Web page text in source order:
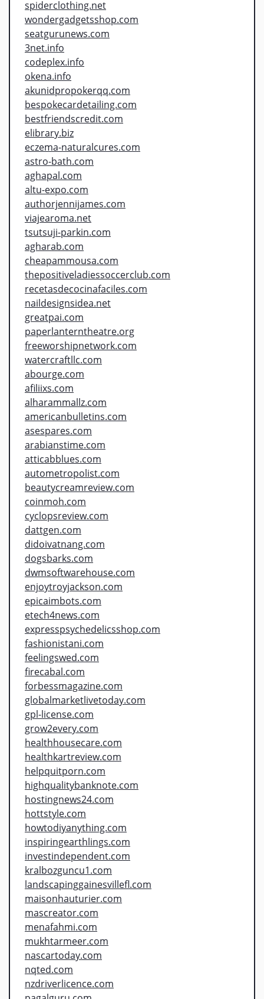
spiderclothing.net
wondergadgetsshop.com
seatgurunews.com
3net.info
codeplex.info
okena.info
akunidpropokerqq.com
bespokecardetailing.com
bestfriendscredit.com
elibrary.biz
eczema-naturalcures.com
astro-bath.com
aghapal.com
altu-expo.com
authorjennijames.com
viajearoma.net
tsutsuji-parkin.com
agharab.com
cheapammousa.com
thepositiveladiessoccerclub.com
recetasdecocinafaciles.com
naildesignsidea.net
greatpai.com
paperlanterntheatre.org
freeworshipnetwork.com
watercraftllc.com
abourge.com
afiliixs.com
alharammallz.com
americanbulletins.com
asespares.com
arabianstime.com
atticabblues.com
autometropolist.com
beautycreamreview.com
coinmoh.com
cyclopsreview.com
dattgen.com
didoivatnang.com
dogsbarks.com
dwmsoftwarehouse.com
enjoytroyjackson.com
epicaimbots.com
etech4news.com
expresspsychedelicsshop.com
fashionistani.com
feelingswed.com
firecabal.com
forbessmagazine.com
globalmarketlivetoday.com
gpl-license.com
grow2every.com
healthhousecare.com
healthkartreview.com
helpquitporn.com
highqualitybanknote.com
hostingnews24.com
hottstyle.com
howtodiyanything.com
inspiringearthlings.com
investindependent.com
kralbozguncu1.com
landscapinggainesvillefl.com
maisonhauturier.com
mascreator.com
menafahmi.com
mukhtarmeer.com
nascartoday.com
nqted.com
nzdriverlicence.com